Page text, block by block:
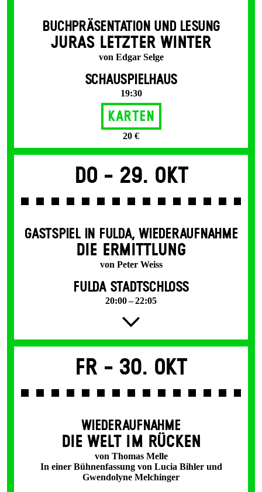
BUCHPRÄSENTATION UND LESUNG
JURAS LETZTER WINTER
von Edgar Selge
SCHAUSPIELHAUS
19:30
Karten
20 €
Do - 29. Okt
GASTSPIEL IN FULDA,WIEDERAUFNAHME
DIE ERMITTLUNG
von Peter Weiss
FULDA STADTSCHLOSS
20:00 – 22:05
Fr - 30. Okt
WIEDERAUFNAHME
DIE WELT IM RÜCKEN
von Thomas Melle
In einer Bühnenfassung von Lucia Bihler und
Gwendolyne Melchinger